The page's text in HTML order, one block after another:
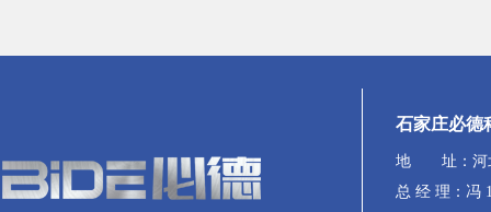
石家庄必德
地 址：河北
总 经 理：冯